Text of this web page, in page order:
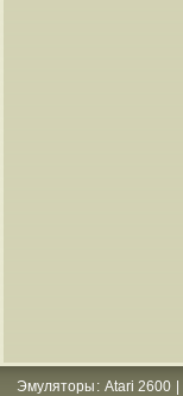
Эмуляторы : Atari 2600